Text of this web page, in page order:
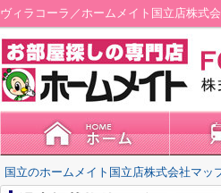
ヴィラコーラ／ホームメイト国立店株式
国立のホームメイト国立店株式会社マッ